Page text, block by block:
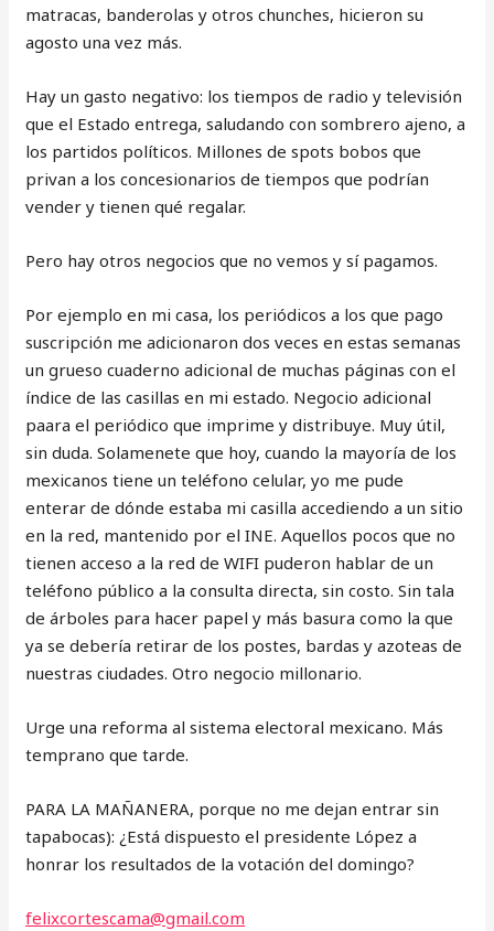
matracas, banderolas y otros chunches, hicieron su
agosto una vez más.
Hay un gasto negativo: los tiempos de radio y televisión
que el Estado entrega, saludando con sombrero ajeno, a
los partidos políticos. Millones de spots bobos que
privan a los concesionarios de tiempos que podrían
vender y tienen qué regalar.
Pero hay otros negocios que no vemos y sí pagamos.
Por ejemplo en mi casa, los periódicos a los que pago
suscripción me adicionaron dos veces en estas semanas
un grueso cuaderno adicional de muchas páginas con el
índice de las casillas en mi estado. Negocio adicional
paara el periódico que imprime y distribuye. Muy útil,
sin duda. Solamenete que hoy, cuando la mayoría de los
mexicanos tiene un teléfono celular, yo me pude
enterar de dónde estaba mi casilla accediendo a un sitio
en la red, mantenido por el INE. Aquellos pocos que no
tienen acceso a la red de WIFI puderon hablar de un
teléfono público a la consulta directa, sin costo. Sin tala
de árboles para hacer papel y más basura como la que
ya se debería retirar de los postes, bardas y azoteas de
nuestras ciudades. Otro negocio millonario.
Urge una reforma al sistema electoral mexicano. Más
temprano que tarde.
PARA LA MAÑANERA, porque no me dejan entrar sin
tapabocas): ¿Está dispuesto el presidente López a
honrar los resultados de la votación del domingo?
felixcortescama@gmail.com